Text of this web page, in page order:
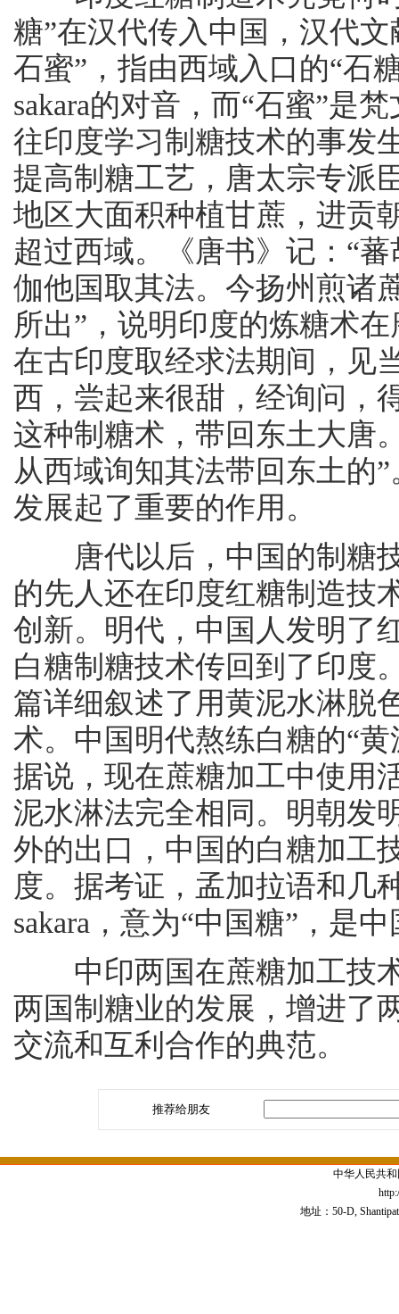
糖”在汉代传入中国，汉代
石蜜”，指由西域入口的“石
sakara的对音，而“石蜜”是
往印度学习制糖技术的事发
提高制糖工艺，唐太宗专派
地区大面积种植甘蔗，进贡
超过西域。《唐书》记：“
伽他国取其法。今扬州煎诸
所出”，说明印度的炼糖术
在古印度取经求法期间，见
西，尝起来很甜，经询问，
这种制糖术，带回东土大唐
从西域询知其法带回东土的
发展起了重要的作用。
唐代以后，中国的制糖技
的先人还在印度红糖制造技
创新。明代，中国人发明了
白糖制糖技术传回到了印度
篇详细叙述了用黄泥水淋脱
术。中国明代熬练白糖的“
据说，现在蔗糖加工中使用
泥水淋法完全相同。明朝发
外的出口，中国的白糖加工
度。据考证，孟加拉语和几
sakara，意为“中国糖”，是
中印两国在蔗糖加工技术
两国制糖业的发展，增进了
交流和互利合作的典范。
推荐给朋友
中华人民共
地址：50-D,